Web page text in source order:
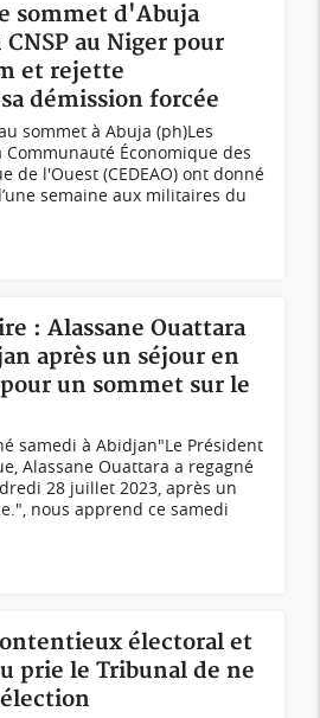
sommet d'Abuja
au Niger pour
et rejette
démission forcée
sommet à Abuja (ph)Les
Économique des
de l'Ouest (CEDEAO) ont donné
semaine aux militaires du
: Alassane Ouattara
après un séjour en
un sommet sur le
samedi à Abidjan"Le Président
Alassane Ouattara a regagné
28 juillet 2023, après un
nous apprend ce samedi
électoral et
prie le Tribunal de ne